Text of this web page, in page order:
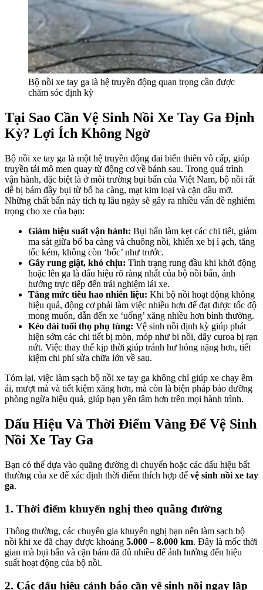
Bộ nồi xe tay ga là hệ truyền động quan trọng cần được
chăm sóc định kỳ
Tại Sao Cần Vệ Sinh Nồi Xe Tay Ga Định
Kỳ? Lợi Ích Không Ngờ
Bộ nồi xe tay ga là một hệ truyền động đai biến thiên vô cấp, giúp
truyền tải mô men quay từ động cơ về bánh sau. Trong quá trình
vận hành, đặc biệt là ở môi trường bụi bẩn của Việt Nam, bộ nồi rất
dễ bị bám đầy bụi từ bố ba càng, mạt kim loại và cặn dầu mỡ.
Những chất bẩn này tích tụ lâu ngày sẽ gây ra nhiều vấn đề nghiêm
trọng cho xe của bạn:
Giảm hiệu suất vận hành: Bụi bẩn làm kẹt các chi tiết, giảm
ma sát giữa bố ba càng và chuông nồi, khiến xe bị ì ạch, tăng
tốc kém, không còn ‘bốc’ như trước.
Gây rung giật, khó chịu: Tình trạng rung đầu khi khởi động
hoặc lên ga là dấu hiệu rõ ràng nhất của bộ nồi bẩn, ảnh
hưởng trực tiếp đến trải nghiệm lái xe.
Tăng mức tiêu hao nhiên liệu: Khi bộ nồi hoạt động không
hiệu quả, động cơ phải làm việc nhiều hơn để đạt được tốc độ
mong muốn, dẫn đến xe ‘uống’ xăng nhiều hơn bình thường.
Kéo dài tuổi thọ phụ tùng: Vệ sinh nồi định kỳ giúp phát
hiện sớm các chi tiết bị mòn, móp như bi nồi, dây curoa bị rạn
nứt. Việc thay thế kịp thời giúp tránh hư hỏng nặng hơn, tiết
kiệm chi phí sửa chữa lớn về sau.
Tóm lại, việc làm sạch bộ nồi xe tay ga không chỉ giúp xe chạy êm
ái, mượt mà và tiết kiệm xăng hơn, mà còn là biện pháp bảo dưỡng
phòng ngừa hiệu quả, giúp bạn yên tâm hơn trên mọi hành trình.
Dấu Hiệu Và Thời Điểm Vàng Để Vệ Sinh
Nồi Xe Tay Ga
Bạn có thể dựa vào quãng đường di chuyển hoặc các dấu hiệu bất
thường của xe để xác định thời điểm thích hợp để vệ sinh nồi xe tay
ga.
1. Thời điểm khuyến nghị theo quãng đường
Thông thường, các chuyên gia khuyến nghị bạn nên làm sạch bộ
nồi khi xe đã chạy được khoảng 5.000 – 8.000 km. Đây là mốc thời
gian mà bụi bẩn và cặn bám đã đủ nhiều để ảnh hưởng đến hiệu
suất hoạt động của bộ nồi.
2. Các dấu hiệu cảnh báo cần vệ sinh nồi ngay lập